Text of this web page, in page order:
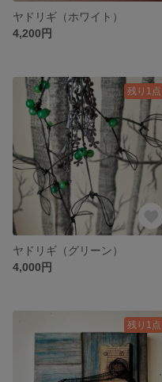
ヤドリギ（ホワイト）
4,200円
残り1点
ヤドリギ（グリーン）
4,000円
残り1点